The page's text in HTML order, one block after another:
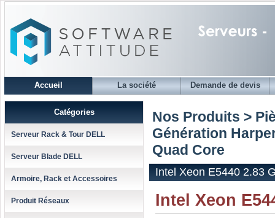
Accueil La société Demande de devis
Catégories
Serveur Rack & Tour DELL
Serveur Blade DELL
Armoire, Rack et Accessoires
Produit Réseaux
Nos Produits >
Génération
Quad Core
Intel Xeon E5440 2.83
Intel Xeon